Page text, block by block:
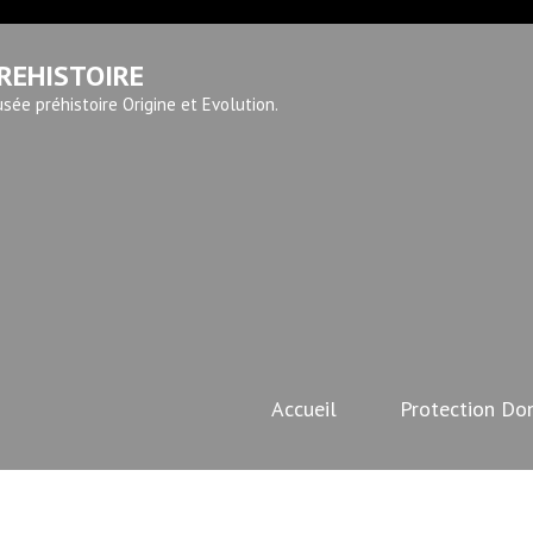
préhistoire Origine et Evolution.
Accueil Protection